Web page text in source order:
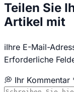
Teilen Sie
Artikel mit
ℹ️Ihre E-Mail-
Erforderliche
💭 Ihr Kommentar